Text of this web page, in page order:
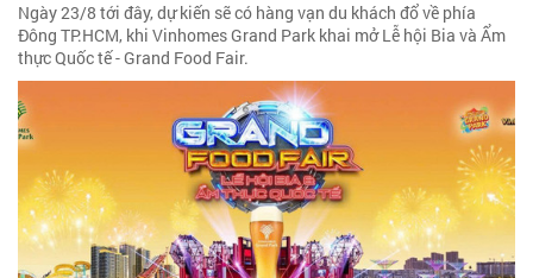
Ngày 23/8 tới đây, dự kiến sẽ có hàng vạn du khách đổ về phía
Đông TP.HCM, khi Vinhomes Grand Park khai mở Lễ hội Bia và Ẩm
thực Quốc tế - Grand Food Fair.